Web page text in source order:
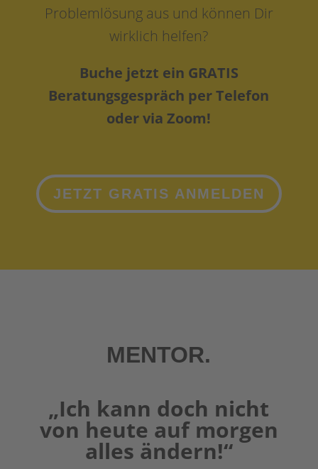
Problemlösung aus und können Dir
wirklich helfen?
Buche jetzt ein GRATIS
Beratungsgespräch per Telefon
oder via Zoom!
JETZT GRATIS ANMELDEN
MENTOR.
„Ich kann doch nicht
von heute auf morgen
alles ändern!“